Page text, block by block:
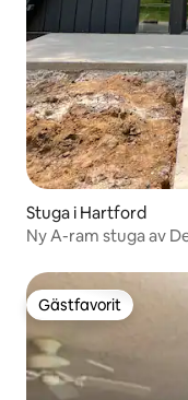
Stuga i Hartford
Ny A-ram stuga av
Gästfavorit
Gästfavorit